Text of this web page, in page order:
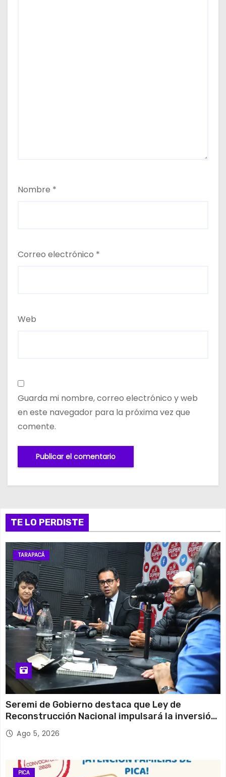
Nombre *
Correo electrónico *
Web
Guarda mi nombre, correo electrónico y web
en este navegador para la próxima vez que
comente.
TE LO PERDISTE
TARAPACÁ
Seremi de Gobierno destaca que Ley de
Reconstrucción Nacional impulsará la inversión
y el empleo en Tarapacá
Ago 5, 2026
PICA